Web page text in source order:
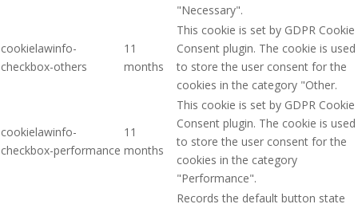
"Necessary".
cookielawinfo-
checkbox-others
11
months
This cookie is set by GDPR Cookie
Consent plugin. The cookie is used
to store the user consent for the
cookies in the category "Other.
cookielawinfo-
checkbox-performance
11
months
This cookie is set by GDPR Cookie
Consent plugin. The cookie is used
to store the user consent for the
cookies in the category
"Performance".
Records the default button state